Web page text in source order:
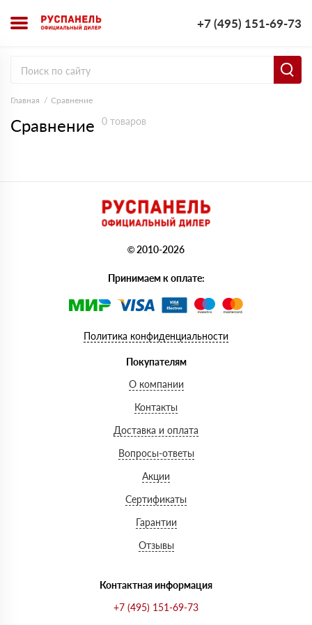
+7 (495) 151-69-73
Главная Сравнение
Сравнение 0 товаров
© 2010-2026
Принимаем к оплате:
Политика конфиденциальности
Покупателям
О компании
Контакты
Доставка и оплата
Вопросы-ответы
Акции
Сертификаты
Гарантии
Отзывы
Контактная информация
+7 (495) 151-69-73